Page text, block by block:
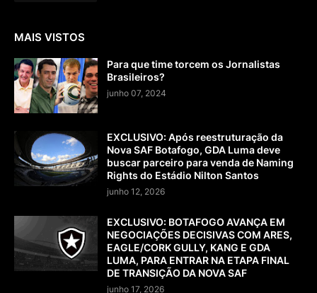
MAIS VISTOS
Para que time torcem os Jornalistas
Brasileiros?
junho 07, 2024
EXCLUSIVO: Após reestruturação da
Nova SAF Botafogo, GDA Luma deve
buscar parceiro para venda de Naming
Rights do Estádio Nilton Santos
junho 12, 2026
EXCLUSIVO: BOTAFOGO AVANÇA EM
NEGOCIAÇÕES DECISIVAS COM ARES,
EAGLE/CORK GULLY, KANG E GDA
LUMA, PARA ENTRAR NA ETAPA FINAL
DE TRANSIÇÃO DA NOVA SAF
junho 17, 2026